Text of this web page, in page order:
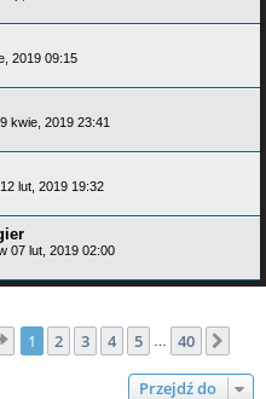
2019 09:15
kwie, 2019 23:41
lut, 2019 19:32
07 lut, 2019 02:00
Strona z40
1 2 3 4 5 40
Przejdź do